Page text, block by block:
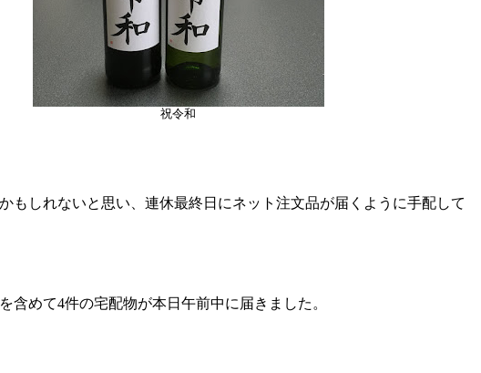
祝令和
もしれないと思い、連休最終日にネット注文品が届くように手配して
含めて4件の宅配物が本日午前中に届きました。